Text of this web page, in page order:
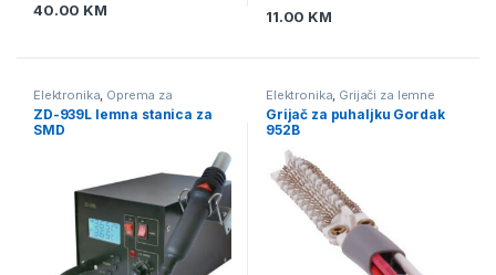
40.00 KM 11.00 KM
Elektronika Oprema za
lemljenje Puhaljke - lemne
stanice za SMD
ZD-939L lemna stanica za
SMD
Elektronika Grijači za lemne
stanice Oprema za lemljenje
Grijač za puhaljku Gordak
952B